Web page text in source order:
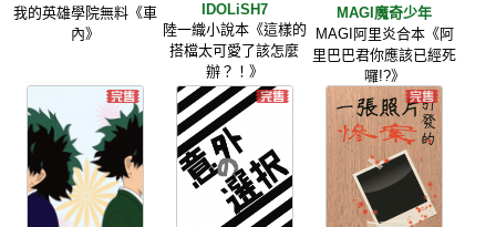
我的英雄學院無料《車
內》
IDOLiSH7
陸一織小說本《這樣的
搭檔太可愛了該怎麼
辦？！》
MAGI魔奇少年
MAGI阿里炎合本《阿
里巴巴君你應該已經死
囉!?》